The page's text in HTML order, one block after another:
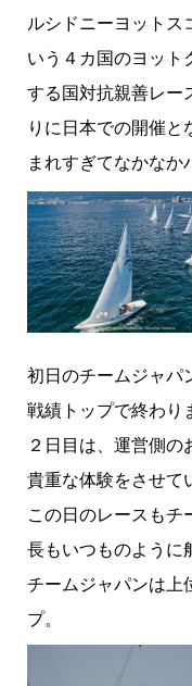
ルシドニーヨットス
いう４カ国のヨット
する国対抗親善レー
りに日本での開催と
まれすぎてなかなか
初日のチームジャパ
戦績トップで終わり
２日目は、運営側の
貴重な体験をさせて
この日のレースもチ
長もいつものように
チームジャパンは上
プ。